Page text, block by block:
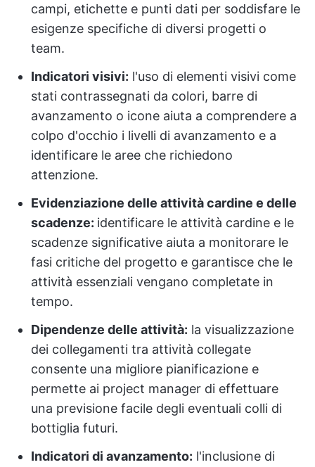
campi, etichette e punti dati per soddisfare le
esigenze specifiche di diversi progetti o
team.
Indicatori visivi: l'uso di elementi visivi come
stati contrassegnati da colori, barre di
avanzamento o icone aiuta a comprendere a
colpo d'occhio i livelli di avanzamento e a
identificare le aree che richiedono
attenzione.
Evidenziazione delle attività cardine e delle
scadenze: identificare le attività cardine e le
scadenze significative aiuta a monitorare le
fasi critiche del progetto e garantisce che le
attività essenziali vengano completate in
tempo.
Dipendenze delle attività: la visualizzazione
dei collegamenti tra attività collegate
consente una migliore pianificazione e
permette ai project manager di effettuare
una previsione facile degli eventuali colli di
bottiglia futuri.
Indicatori di avanzamento: l'inclusione di